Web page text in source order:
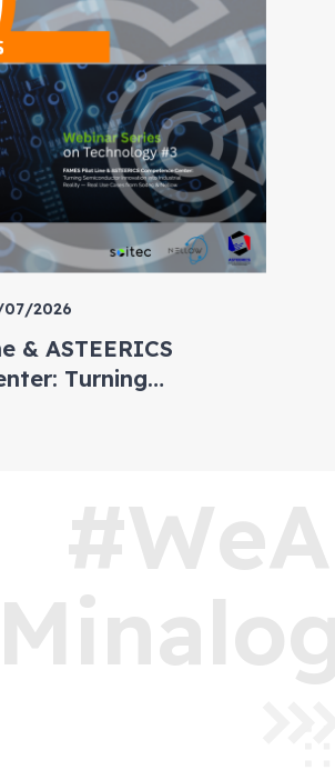
2026
& ASTEERICS
Turning